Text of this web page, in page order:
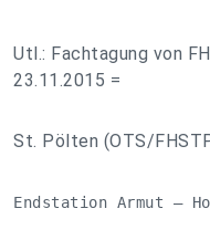
Utl.: Fachtagung von
23.11.2015 =
St. Pölten (OTS/
Endstation Armut –